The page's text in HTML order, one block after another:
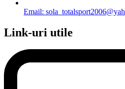
Email:
Link-uri utile